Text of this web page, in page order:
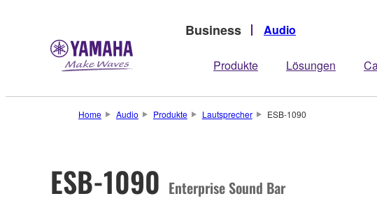
Business Audio
Produkte Lösungen
Home Audio Produkte Lautsprecher ESB-1090
ESB-1090 Enterprise Sound Bar